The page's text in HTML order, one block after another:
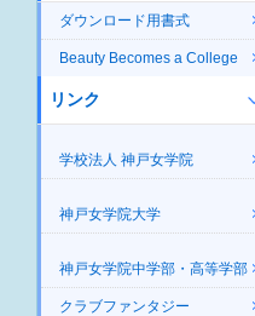
ダウンロード用書式
Beauty Becomes a College
リンク
学校法人 神戸女学院
神戸女学院大学
神戸女学院中学部・高等学部
クラブファンタジー